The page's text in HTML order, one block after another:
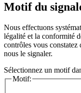
Motif du
Nous effectuons
légalité et la conformité
contrôles vous
nous le signaler.
Sélectionnez un motif
Motif: